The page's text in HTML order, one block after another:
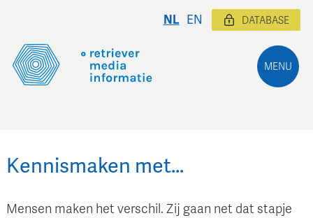
MENU
NL EN DATABASE
Kennismaken met…
Mensen maken het verschil. Zij gaan net dat stapje